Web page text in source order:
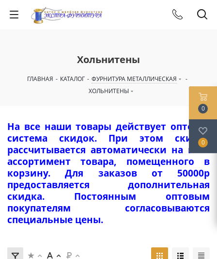
Хольнитены
ГЛАВНАЯ - КАТАЛОГ - ФУРНИТУРА МЕТАЛЛИЧЕСКАЯ
-
ХОЛЬНИТЕНЫ
На все наши товары действует оптовая
система скидок. При этом скидка
рассчитывается автоматически на весь
ассортимент товара, помещенного в
корзину. Для заказов от 50000р
предоставляется дополнительная
скидка. Постоянным оптовым
покупателям согласовываются
специальные цены.
0
0